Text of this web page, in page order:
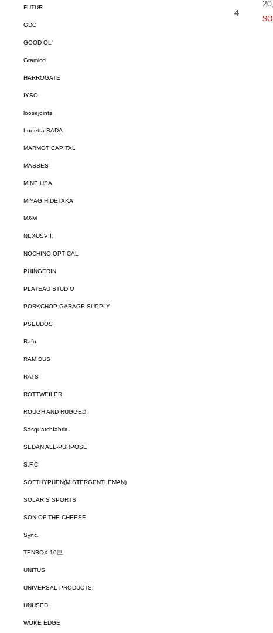
FUTUR
GDC
GOOD OL'
Gramicci
HARROGATE
IYSO
loosejoints
Lunetta BADA
MARMOT CAPITAL
MASSES
MINE USA
MIYAGIHIDETAKA
M&M
NEXUSVII.
NOCHINO OPTICAL
PHINGERIN
PLATEAU STUDIO
PORKCHOP GARAGE SUPPLY
PSEUDOS
Rafu
RAMIDUS
RATS
ROTTWEILER
ROUGH AND RUGGED
Sasquatchfabrix.
SEDAN ALL-PURPOSE
S.F.C
SOFTHYPHEN(MISTERGENTLEMAN)
SOLARIS SPORTS
SON OF THE CHEESE
Sync.
TENBOX 10匣
UNITUS
UNIVERSAL PRODUCTS.
UNUSED
WOKE EDGE